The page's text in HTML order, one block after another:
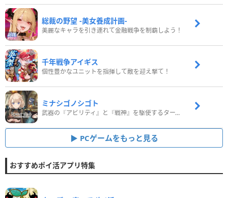
総裁の野望 -美女養成計画-
美麗なキャラを引き連れて金融戦争を制覇しよう！
千年戦争アイギス
個性豊かなユニットを指揮して敵を迎え撃て！
ミナシゴノシゴト
武器の『アビリティ』と『戦神』を駆使するターン制コマンドバトルRPG！
PCゲームをもっと見る
おすすめポイ活アプリ特集